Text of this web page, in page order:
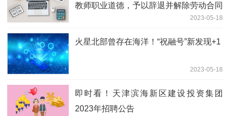
教师职业道德，予以辞退并解除劳动合同
2023-05-18
火星北部曾存在海洋！“祝融号”新发现+1
2023-05-18
即时看！天津滨海新区建设投资集团
2023年招聘公告